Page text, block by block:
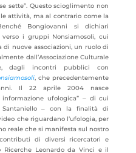
sette”. Questo scioglimento non
attività, ma al contrario come la
Bongiovanni si dichiari
i gruppi Nonsiamosoli, cui
nuove associazioni, un ruolo di
dall’Associazione Culturale
dagli incontri pubblici con
, che precedentemente
Il 22 aprile 2004 nasce
ufologica” ‒ di cui
Santaniello ‒ con la finalità di
che riguardano l’ufologia, per
reale che si manifesta sul nostro
di diversi ricercatori e
Ricerche Leonardo da Vinci e il